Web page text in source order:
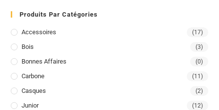
Produits Par Catégories
Accessoires (17)
Bois (3)
Bonnes Affaires (0)
Carbone (11)
Casques (2)
Junior (12)